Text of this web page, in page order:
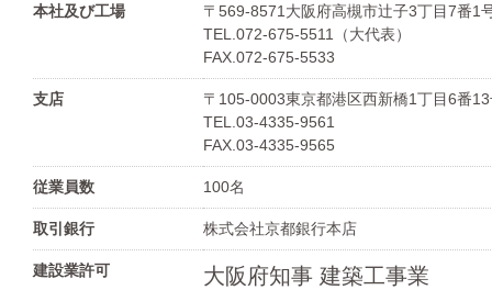
本社及び工場
〒569-8571大阪府高槻市辻子3丁目7番1
TEL.072-675-5511（大代表）
FAX.072-675-5533
支店
〒105-0003東京都港区西新橋1丁目6番
TEL.03-4335-9561
FAX.03-4335-9565
従業員数 100名
取引銀行 株式会社京都銀行本店
建設業許可 大阪府知事 建築工事業